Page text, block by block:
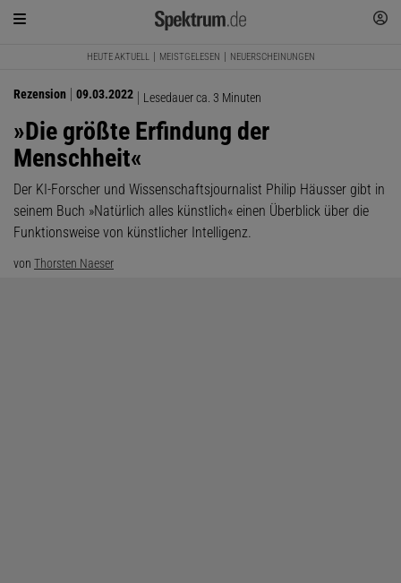
HEUTE AKTUELL MEISTGELESEN NEUERSCHEINUNGEN
Rezension 09.03.2022 Lesedauer ca. 3 Minuten
»Die größte Erfindung der
Menschheit«
Der KI-Forscher und Wissenschaftsjournalist Philip Häusser gibt in
seinem Buch »Natürlich alles künstlich« einen Überblick über die
Funktionsweise von künstlicher Intelligenz.
von Thorsten Naeser